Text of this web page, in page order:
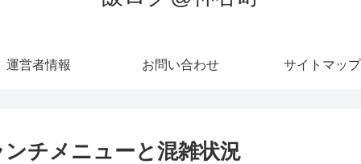
運営者情報 お問い合わせ サイトマップ
チメニューと混雑状況